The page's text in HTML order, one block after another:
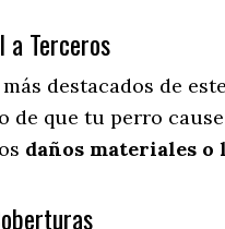
a Terceros
destacados de
de que tu perro
daños materiales o